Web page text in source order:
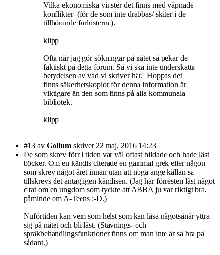
Vilka ekonomiska vinster det finns med väpnade
konflikter (för de som inte drabbas/ skiter i de
tillhörande förlusterna).
klipp
Ofta när jag gör sökningar på nätet så pekar de
faktiskt på detta forum. Så vi ska inte underskatta
betydelsen av vad vi skriver här. Hoppas det
finns säkerhetskopior för denna information är
viktigare än den som finns på alla kommunala
bibliotek.
klipp
#13 av Gollum skrivet 22 maj, 2016 14:23
De som skrev förr i tiden var väl oftast bildade och hade läst
böcker. Om en kändis citerade en gammal grek eller någon
som skrev något året innan utan att noga ange källan så
tillskrevs det antagligen kändisen. (Jag har förresten läst något
citat om en ungdom som tyckte att ABBA ju var riktigt bra,
påminde om A-Teens :-D.)
Nuförtiden kan vem som helst som kan läsa någotsånär yttra
sig på nätet och bli läst. (Stavnings- och
språkbehandlingsfunktioner finns om man inte är så bra på
sådant.)